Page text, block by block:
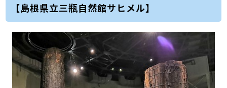
【島根県立三瓶自然館サヒメル】